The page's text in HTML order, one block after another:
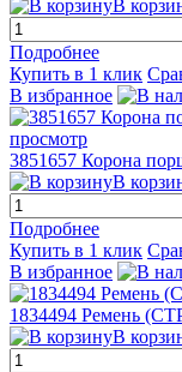
В
Подробнее
Купить в 1 клик
В избранное
просмотр
3851657 Корона
В
Подробнее
Купить в 1 клик
В избранное
1834494 Ремень
В